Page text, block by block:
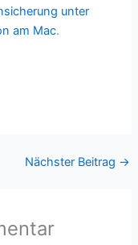
unter
am Mac.
Nächster Beitrag →